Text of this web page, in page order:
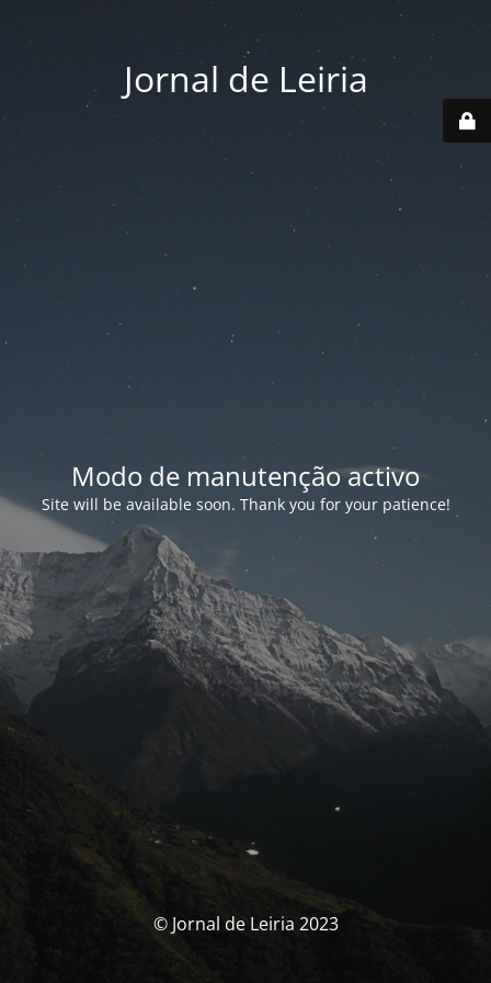
Jornal de Leiria
Modo de manutenção activo
Site will be available soon. Thank you for your patience!
© Jornal de Leiria 2023